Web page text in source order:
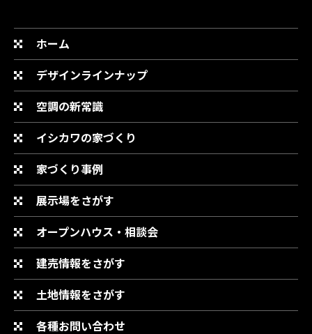
ホーム
デザインラインナップ
空調の新常識
イシカワの家づくり
家づくり事例
展示場をさがす
オープンハウス・相談会
建売情報をさがす
土地情報をさがす
各種お問い合わせ